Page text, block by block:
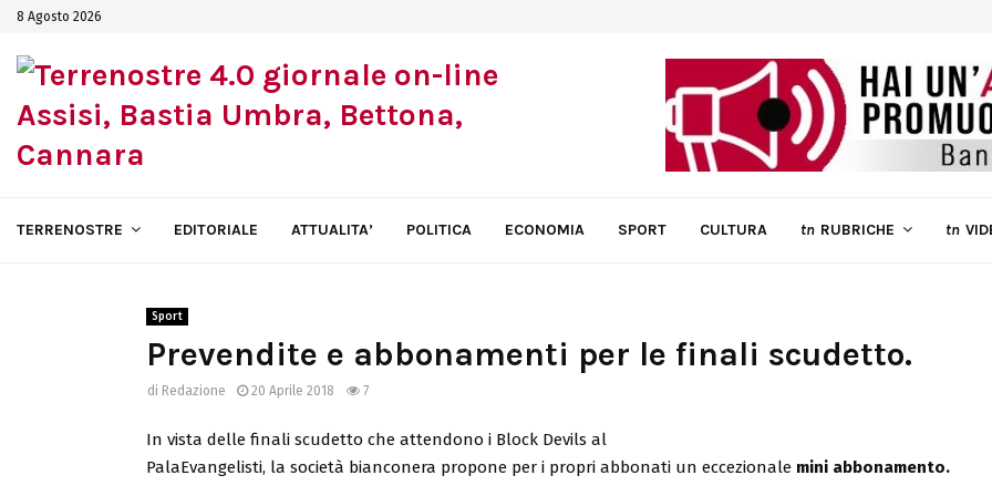
8 Agosto 2026
TERRENOSTRE EDITORIALE ATTUALITA’ POLITICA ECONOMIA SPORT CULTURA tn RUBRICHE tn
Sport
Prevendite e abbonamenti per le finali scudetto.
di Redazione 20 Aprile 2018 7
In vista delle finali scudetto che attendono i Block Devils al
PalaEvangelisti, la società bianconera propone per i propri abbonati un eccezionale mini abbonamento.